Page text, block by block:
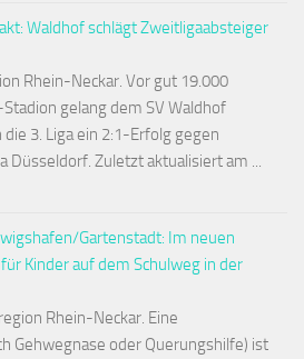
Waldhof schlägt Zweitligaabsteiger
Rhein-Neckar. Vor gut 19.000
gelang dem SV Waldhof
3. Liga ein 2:1-Erfolg gegen
Düsseldorf. Zuletzt aktualisiert am ...
Gartenstadt: Im neuen
Kinder auf dem Schulweg in der
Rhein-Neckar. Eine
Gehwegnase oder Querungshilfe) ist